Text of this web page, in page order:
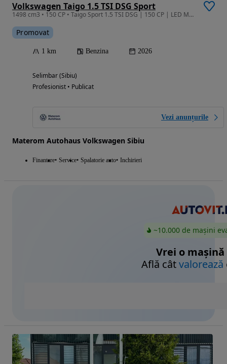
Volkswagen Taigo 1.5 TSI DSG Sport
1498 cm3 • 150 CP • Taigo Sport 1.5 TSI DSG | 150 CP | LED Matrix | Trapă Panoramică
Promovat
1 km Benzina 2026
Selimbar (Sibiu)
Profesionist • Publicat
Vezi anunțurile
Materom Autohaus Volkswagen Sibiu
Finantare Service Spalatorie auto Inchirieri
~10.000 de mașini
Vrei o mașină
Află câtvalorează